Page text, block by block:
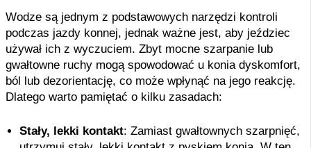
Wodze są jednym z podstawowych narzędzi kontroli
podczas jazdy konnej, jednak ważne jest, aby jeździec
używał ich z wyczuciem. Zbyt mocne szarpanie lub
gwałtowne ruchy mogą spowodować u konia dyskomfort,
ból lub dezorientację, co może wpłynąć na jego reakcję.
Dlatego warto pamiętać o kilku zasadach:
Stały, lekki kontakt: Zamiast gwałtownych szarpnięć,